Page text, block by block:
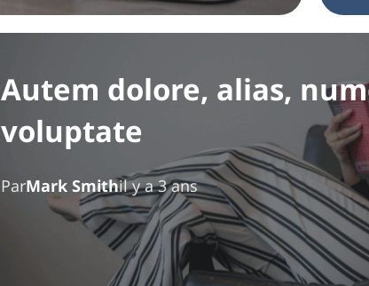
Autem dolore, alias,
voluptate
ParMark Smithil y a 3 ans